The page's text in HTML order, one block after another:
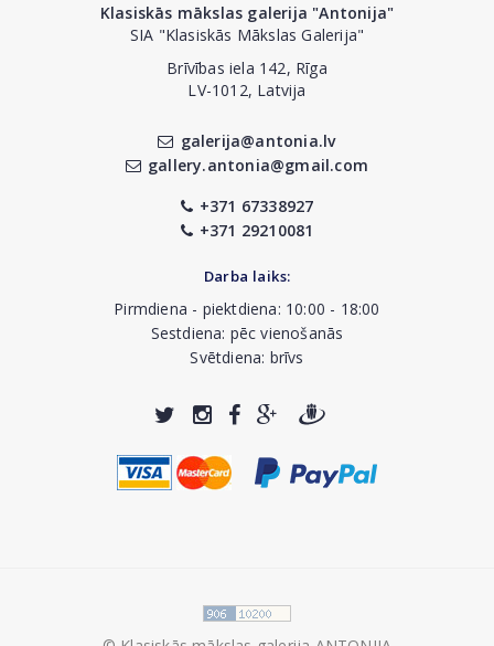
Klasiskās mākslas galerija "Antonija"
SIA "Klasiskās Mākslas Galerija"
Brīvības iela 142, Rīga
LV-1012, Latvija
galerija@antonia.lv
gallery.antonia@gmail.com
+371 67338927
+371 29210081
Darba laiks:
Pirmdiena - piektdiena: 10:00 - 18:00
Sestdiena: pēc vienošanās
Svētdiena: brīvs